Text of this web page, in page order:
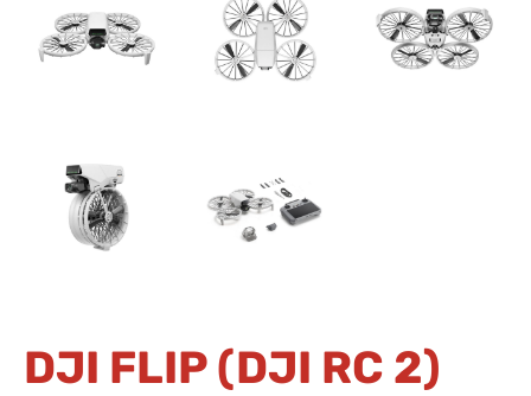
DJI FLIP (DJI RC 2)